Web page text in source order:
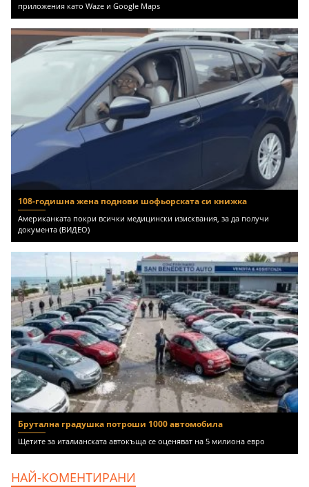
приложения като Waze и Google Maps
108-годишна жена поднови шофьорската си книжка
Американката покри всички медицински изисквания, за да получи
документа (ВИДЕО)
Брутална градушка потроши 1000 автомобила
Щетите за италианската автокъща се оценяват на 5 милиона евро
НАЙ-КОМЕНТИРАНИ